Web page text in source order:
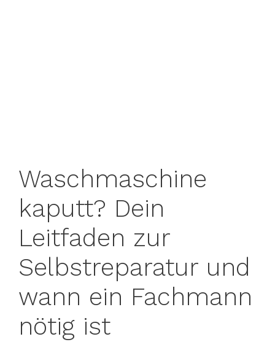
Waschmaschine
kaputt? Dein
Leitfaden zur
Selbstreparatur und
wann ein Fachmann
nötig ist